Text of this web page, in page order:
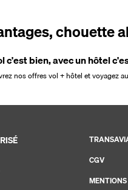
chouette
c'est bien, avec un hôtel
nos offres vol + hôtel et voyagez
CGV